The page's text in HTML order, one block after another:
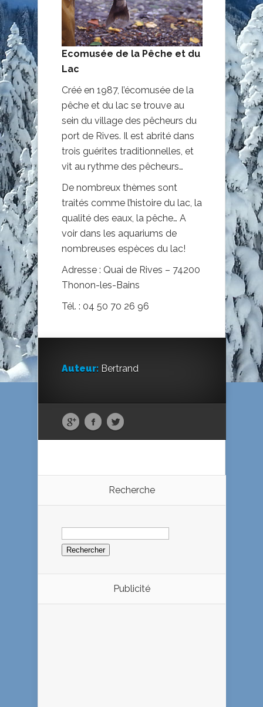
Ecomusée de la Pêche et du
Lac
Créé en 1987, l’écomusée de la
pêche et du lac se trouve au
sein du village des pêcheurs du
port de Rives. Il est abrité dans
trois guérites traditionnelles, et
vit au rythme des pêcheurs…
De nombreux thèmes sont
traités comme l’histoire du lac, la
qualité des eaux, la pêche… A
voir dans les aquariums de
nombreuses espèces du lac!
Adresse : Quai de Rives – 74200
Thonon-les-Bains
Tél. : 04 50 70 26 96
Auteur: Bertrand
Recherche
Rechercher :
Publicité